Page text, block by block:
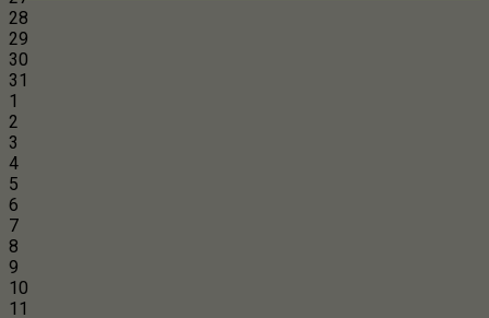
28
29
30
31
1
2
3
4
5
6
7
8
9
10
11